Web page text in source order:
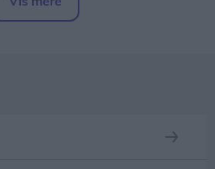
med kunder, der er
hvor ældre